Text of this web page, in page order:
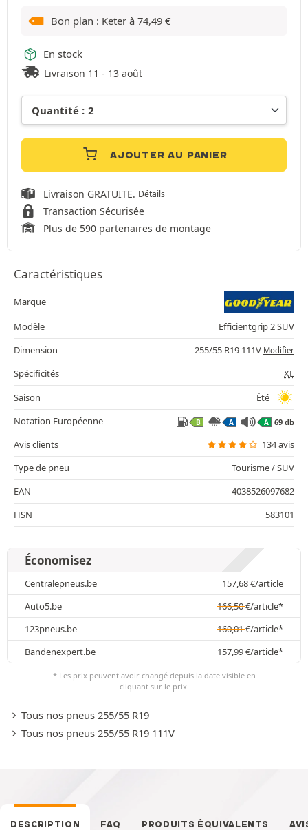
Bon plan : Keter à 74,49 €
En stock
Livraison 11 - 13 août
AJOUTER AU PANIER
Livraison GRATUITE. Détails
Transaction Sécurisée
Plus de 590 partenaires de montage
Caractéristiques
Marque
Modèle
Efficientgrip 2 SUV
Dimension
255/55 R19 111V Modifier
Spécificités
XL
Saison
Été
Notation Européenne
B A A 69 db
Avis clients
134 avis
Type de pneu
Tourisme / SUV
EAN
4038526097682
HSN
583101
Économisez
Centralepneus.be 157,68€/article
Auto5.be
166,50€/article*
123pneus.be
160,01€/article*
Bandenexpert.be
157,99€/article*
* Les prix peuvent avoir changé depuis la date visible en
cliquant sur le prix.
Tous nos pneus 255/55 R19
Tous nos pneus 255/55 R19 111V
DESCRIPTION FAQ PRODUITS ÉQUIVALENTS